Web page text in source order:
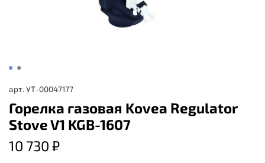
арт. УТ-00047177
Горелка газовая Kovea Regulator
Stove V1 KGB-1607
10 730 ₽